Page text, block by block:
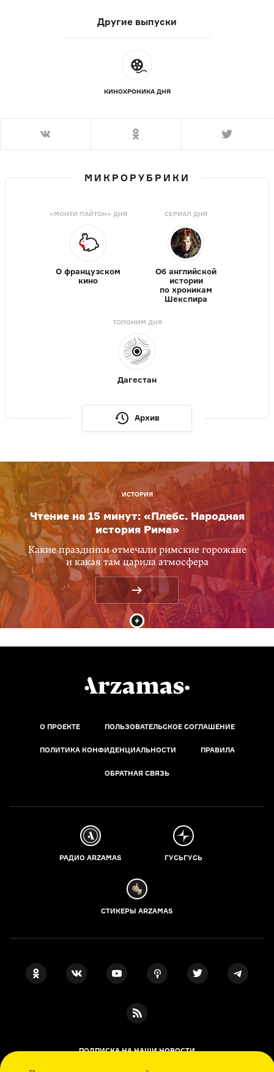
Другие выпуски
КИНОХРОНИКА ДНЯ
МИКРОРУБРИКИ
«МОНТИ ПАЙТОН» ДНЯ
О французском
кино
СЕРИАЛ ДНЯ
Об английской
истории
по хроникам
Шекспира
ТОПОНИМ ДНЯ
Дагестан
Архив
ИСТОРИЯ
Чтение на 15 минут: «Плебс. Народная
история Рима»
Какие праздники отмечали римские горожане
и какая там царила атмосфера
О ПРОЕКТЕ ПОЛЬЗОВАТЕЛЬСКОЕ СОГЛАШЕНИЕ
ПОЛИТИКА КОНФИДЕНЦИАЛЬНОСТИ ПРАВИЛА
ОБРАТНАЯ СВЯЗЬ
РАДИО ARZAMAS ГУСЬГУСЬ
СТИКЕРЫ ARZAMAS
ПОДПИСКА НА НАШИ НОВОСТИ